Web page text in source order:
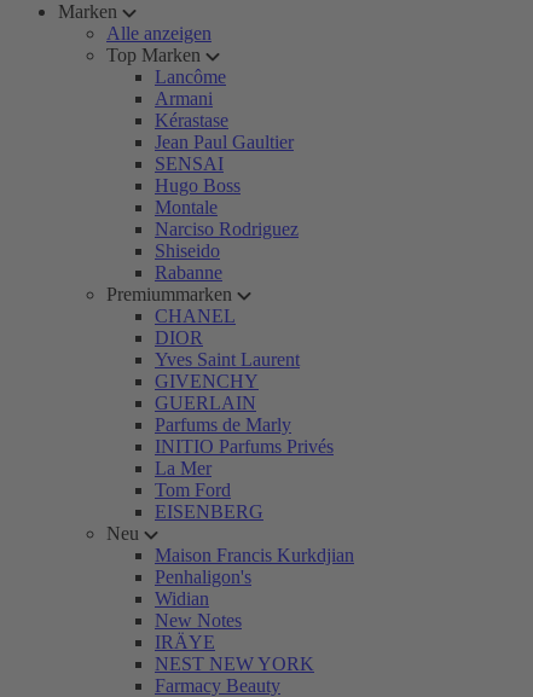
Marken
Alle anzeigen
Top Marken
Lancôme
Armani
Kérastase
Jean Paul Gaultier
SENSAI
Hugo Boss
Montale
Narciso Rodriguez
Shiseido
Rabanne
Premiummarken
CHANEL
DIOR
Yves Saint Laurent
GIVENCHY
GUERLAIN
Parfums de Marly
INITIO Parfums Privés
La Mer
Tom Ford
EISENBERG
Neu
Maison Francis Kurkdjian
Penhaligon's
Widian
New Notes
IRÄYE
NEST NEW YORK
Farmacy Beauty